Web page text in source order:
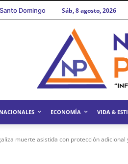
Santo Domingo Sáb, 8 agosto, 2026
ECONOMÍA VIDA &
muerte asistida con protección